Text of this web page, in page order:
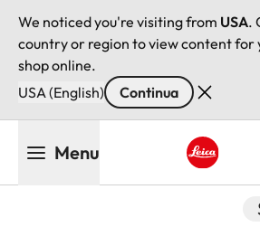
We noticed you're visiting from USA.
country or region to view content for
shop online.
USA (English)
Continua
Menu